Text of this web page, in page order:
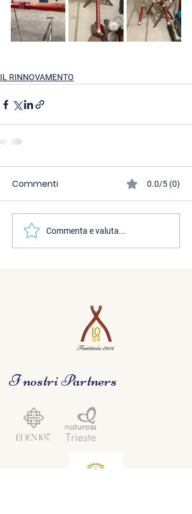
IL RINNOVAMENTO
Commenti 0.0/5 (0)
Commenta e valuta...
I nostri Partners